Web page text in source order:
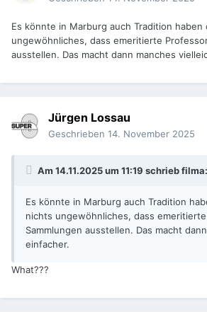
Es könnte in Marburg auch Tradition
ungewöhnliches, dass emeritierte
ausstellen. Das macht dann manches
Jürgen Lossau
Geschrieben 14. November 2025
Am 14.11.2025 um 11:19 schriebfilma:
Es könnte in Marburg auch Tradition
nichts ungewöhnliches, dass
Sammlungen ausstellen. Das macht
einfacher.
What???